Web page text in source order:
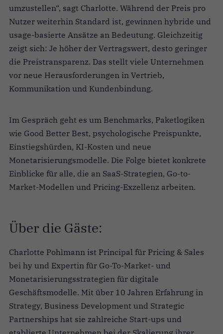
umzustellen“, sagt Charlotte. Während der Preis pro
Nutzer weiterhin Standard ist, gewinnen hybride und
usage-basierte Ansätze an Bedeutung. Gleichzeitig
zeigt sich: Je höher der Vertragswert, desto geringer
die Preistransparenz. Das stellt viele Unternehmen
vor neue Herausforderungen in Vertrieb,
Kommunikation und Kundenbindung.
Im Gespräch geht es um Benchmarks, Paketlogiken
wie Good Better Best, psychologische Preispunkte,
Einstiegshürden, KI-Kosten und neue
Monetarisierungsmodelle. Die Folge bietet konkrete
Einblicke für alle, die an SaaS-Strategien, Go-to-
Market-Modellen und Pricing-Exzellenz arbeiten.
Über die Gäste:
Charlotte Pohlmann ist Principal für Pricing & Sales
bei hy und Expertin für Go-To-Market- und
Monetarisierungsstrategien für digitale
Geschäftsmodelle. Mit über 10 Jahren Erfahrung in
Strategy, Business Development und Strategic
Partnerships hat sie zahlreiche Start-ups und